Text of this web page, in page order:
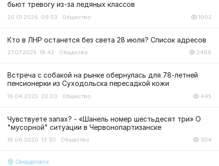
бьют тревогу из-за ледяных классов
20.01.2026 09:53 Общество 1002
Кто в ЛНР останется без света 28 июля? Список адресов
27.07.2025 18:42 Общество 2466
Встреча с собакой на рынке обернулась для 78-летней
пенсионерки из Суходольска пересадкой кожи
16.04.2025 20:03 Общество 445
Чувствуете запах? - «Шанель номер шестьдесят три» О
"мусорной" ситуации в Червонопартизанске
18.06.2020 13:30 Общество 304
Свердловск